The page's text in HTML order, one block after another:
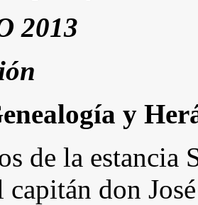
2013
y
de la estancia
capitán don